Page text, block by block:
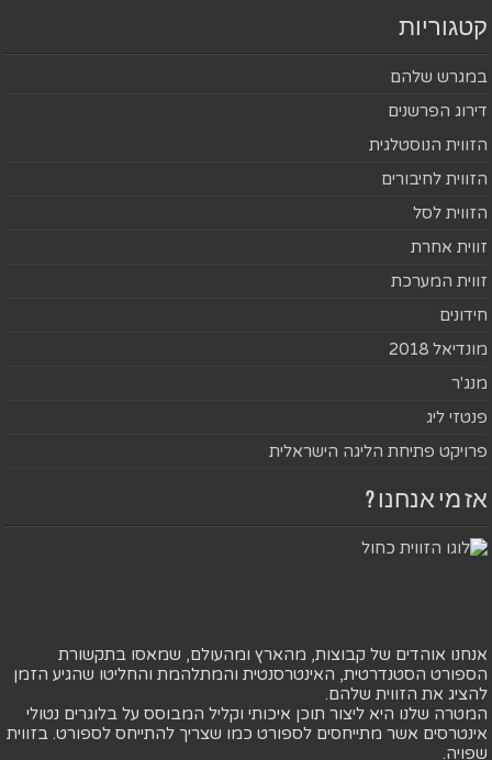
קטגוריות
במגרש שלהם
דירוג הפרשנים
הזווית הנוסטלגית
הזווית לחיבורים
הזווית לסל
זווית אחרת
זווית המערכת
חידונים
מונדיאל 2018
מנג'ר
פנטזי ליג
פרויקט פתיחת הליגה הישראלית
אז מי אנחנו ?
אנחנו אוהדים של קבוצות, מהארץ ומהעולם, שמאסו בתקשורת
הספורט הסטנדרטית, האינטרסנטית והמתלהמת והחליטו שהגיע הזמן
להציג את הזווית שלהם.
המטרה שלנו היא ליצור תוכן איכותי וקליל המבוסס על בלוגרים נטולי
אינטרסים אשר מתייחסים לספורט כמו שצריך להתייחס לספורט. בזווית
שפויה.